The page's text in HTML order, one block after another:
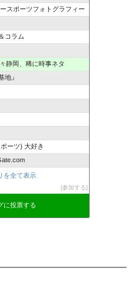
スポーツフォトグラフィー
コラム
静岡、稀に時事ネタ
地』
ーツ) 大好き
を全て表示
参加する
に投票する